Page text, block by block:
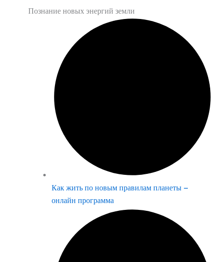
Познание новых энергий земли
Как жить по новым правилам планеты –
онлайн программа